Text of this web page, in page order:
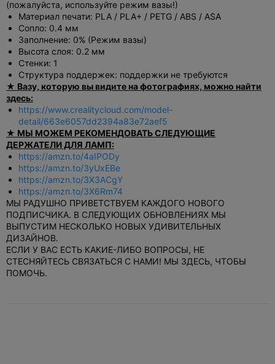
(пожалуйста, используйте режим вазы!)
Материал печати: PLA / PLA+ / PETG / ABS / ASA
Сопло: 0.4 мм
Заполнение: 0% (Режим вазы)
Высота слоя: 0.2 мм
Стенки: 1
Структура поддержек: поддержки не требуются
★ Вазу, которую вы видите на фотографиях, можно найти
здесь:
https://www.crealitycloud.com/model-
detail/663e6057dd2394a83e72aef5
★ МЫ МОЖЕМ РЕКОМЕНДОВАТЬ СЛЕДУЮЩИЕ
ДЕРЖАТЕЛИ ДЛЯ ЛАМП:
https://amzn.to/4aIPODy
https://amzn.to/3yUxEBe
https://amzn.to/3X3ACgY
https://amzn.to/3X6Rm74
МЫ РАДУШНО ПРИВЕТСТВУЕМ КАЖДОГО НОВОГО
ПОДПИСЧИКА. В СЛЕДУЮЩИХ ОБНОВЛЕНИЯХ МЫ
ВЫПУСТИМ НЕСКОЛЬКО НОВЫХ УДИВИТЕЛЬНЫХ
ДИЗАЙНОВ.
ЕСЛИ У ВАС ЕСТЬ КАКИЕ-ЛИБО ВОПРОСЫ, НЕ
СТЕСНЯЙТЕСЬ СВЯЗАТЬСЯ С НАМИ! МЫ ЗДЕСЬ, ЧТОБЫ
ПОМОЧЬ.